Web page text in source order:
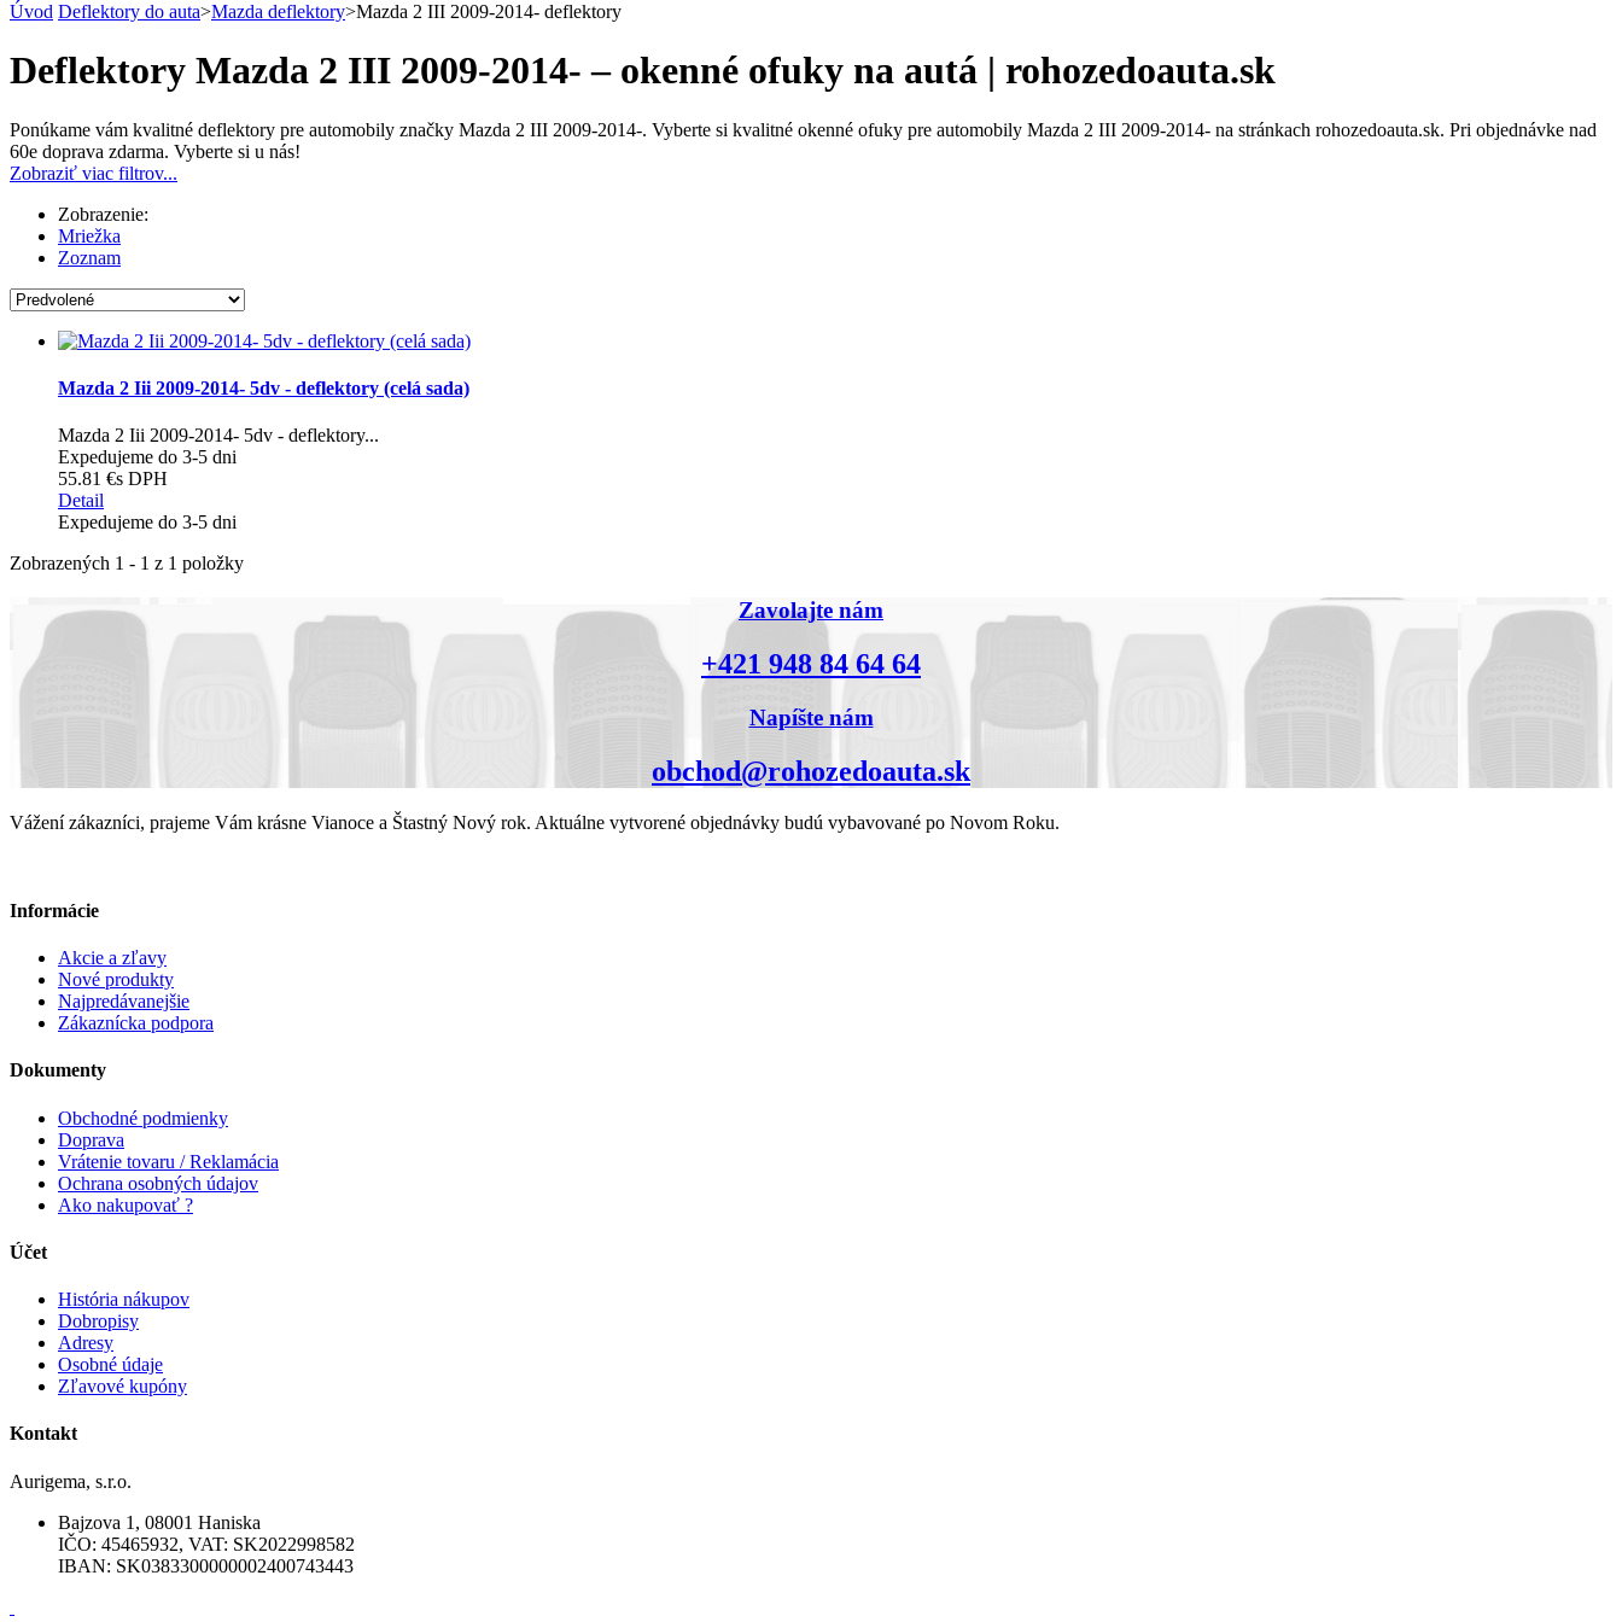
Úvod Deflektory do auta>Mazda deflektory>Mazda 2 III 2009-2014- deflektory
Deflektory Mazda 2 III 2009-2014- – okenné ofuky na autá | rohozedoauta.sk
Ponúkame vám kvalitné deflektory pre automobily značky Mazda 2 III 2009-2014-. Vyberte si kvalitné okenné ofuky pre automobily Mazda 2 III 2009-2014- na stránkach rohozedoauta.sk. Pri objednávke nad
60e doprava zdarma. Vyberte si u nás!
Zobraziť viac filtrov...
Zobrazenie:
Mriežka
Zoznam
Mazda 2 Iii 2009-2014- 5dv - deflektory (celá sada)
Mazda 2 Iii 2009-2014- 5dv - deflektory...
Expedujeme do 3-5 dni
55.81 €s DPH
Detail
Expedujeme do 3-5 dni
Zobrazených 1 - 1 z 1 položky
Zavolajte nám
+421 948 84 64 64
Napíšte nám
obchod@rohozedoauta.sk
Vážení zákazníci, prajeme Vám krásne Vianoce a Štastný Nový rok. Aktuálne vytvorené objednávky budú vybavované po Novom Roku.
Informácie
Akcie a zľavy
Nové produkty
Najpredávanejšie
Zákaznícka podpora
Dokumenty
Obchodné podmienky
Doprava
Vrátenie tovaru / Reklamácia
Ochrana osobných údajov
Ako nakupovať ?
Účet
História nákupov
Dobropisy
Adresy
Osobné údaje
Zľavové kupóny
Kontakt
Aurigema, s.r.o.
Bajzova 1, 08001 Haniska
IČO: 45465932, VAT: SK2022998582
IBAN: SK0383300000002400743443